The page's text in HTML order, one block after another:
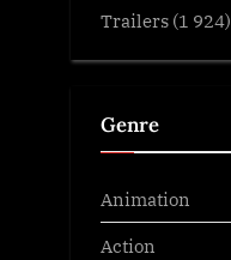
Trailers (1 924)
Genre
Animation
Action